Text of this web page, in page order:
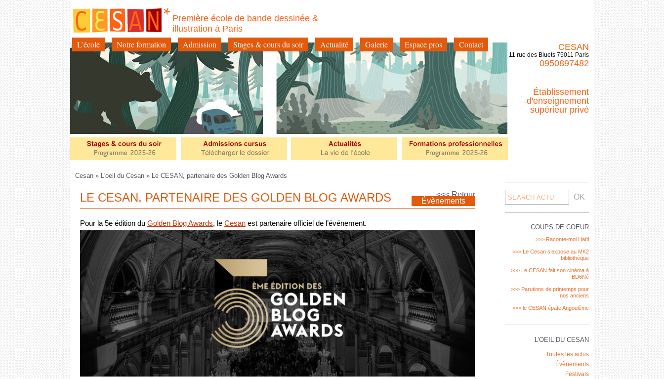
Première école de bande dessinée &
illustration à Paris
Aller
au
L’école Notre formation Admission Stages & cours du soir Actualité Galerie Espace pros Contact CESAN
11 rue des Bluets 75011 Paris
0950897482
Établissement
d'enseignement
supérieur privé
Cesan » L'oeil du Cesan » Le CESAN, partenaire des Golden Blog Awards
LE CESAN, PARTENAIRE DES GOLDEN BLOG AWARDS <<< Retour
Évènements
Pour la 5e édition du Golden Blog Awards, le Cesan est partenaire officiel de l’événement.
Search
for:
COUPS DE COEUR
>>> Raconte-moi Haïti
>>> Le Cesan s’expose au MK2
bibliothèque
>>> Le CESAN fait son cinéma à
BD6Né
>>> Parutions de printemps pour
nos anciens
>>> le CESAN épate Angoulême
L'OEIL DU CESAN
Toutes les actus
Évènements
Festivals